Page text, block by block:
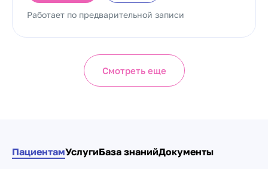
Работает по предварительной записи
Смотреть еще
ПациентамУслугиБаза знанийДокументы